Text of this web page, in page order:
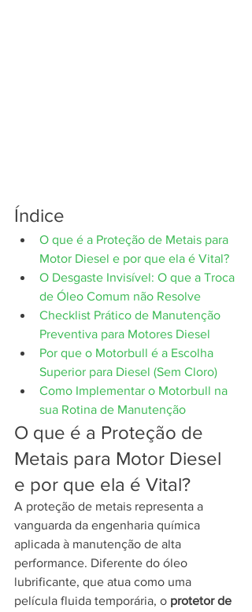
Índice
O que é a Proteção de Metais para
Motor Diesel e por que ela é Vital?
O Desgaste Invisível: O que a Troca
de Óleo Comum não Resolve
Checklist Prático de Manutenção
Preventiva para Motores Diesel
Por que o Motorbull é a Escolha
Superior para Diesel (Sem Cloro)
Como Implementar o Motorbull na
sua Rotina de Manutenção
O que é a Proteção de
Metais para Motor Diesel
e por que ela é Vital?
A proteção de metais representa a
vanguarda da engenharia química
aplicada à manutenção de alta
performance. Diferente do óleo
lubrificante, que atua como uma
película fluida temporária, o protetor de